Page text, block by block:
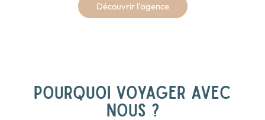
Découvrir l'agence
POURQUOI VOYAGER AVEC
NOUS ?